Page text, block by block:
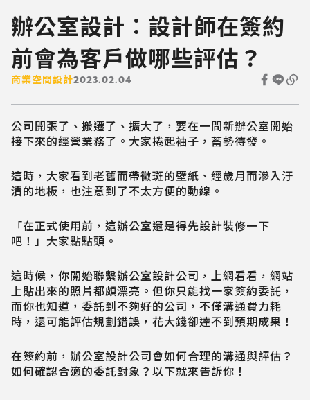
辦公室設計：設計師在簽約
前會為客戶做哪些評估？
商業空間設計2023.02.04
公司開張了、搬遷了、擴大了，要在一間新辦公室開始
接下來的經營業務了。大家捲起袖子，蓄勢待發。
這時，大家看到老舊而帶黴斑的壁紙、經歲月而滲入汙
漬的地板，也注意到了不太方便的動線。
「在正式使用前，這辦公室還是得先設計裝修一下
吧！」大家點點頭。
這時候，你開始聯繫辦公室設計公司，上網看看，網站
上貼出來的照片都頗漂亮。但你只能找一家簽約委託，
而你也知道，委託到不夠好的公司，不僅溝通費力耗
時，還可能評估規劃錯誤，花大錢卻達不到預期成果！
在簽約前，辦公室設計公司會如何合理的溝通與評估？
如何確認合適的委託對象？以下就來告訴你！